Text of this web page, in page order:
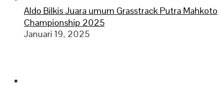
Aldo Bilkis Juara umum Grasstrack Putra Mahkoto
Championship 2025
Januari 19, 2025